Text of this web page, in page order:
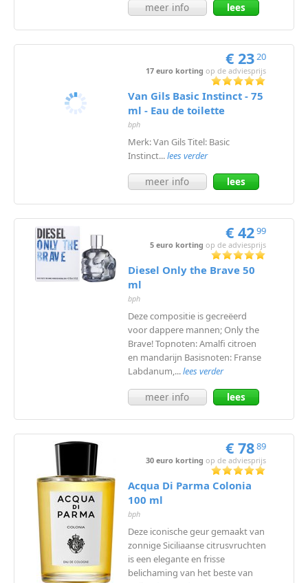
meer info
lees
€ 2320
17 euro korting op de adviesprijs
Van Gils Basic Instinct - 75
ml - Eau de toilette
bph
Merk: Van Gils Titel: Basic
Instinct...lees verder
meer info
lees
€ 4299
5 euro korting op de adviesprijs
Diesel Only the Brave 50
ml
bph
Deze compositie is gecreëerd
voor dappere mannen; Only the
Brave! Topnoten: Amalfi citroen
en mandarijn Basisnoten: Franse
Labdanum,...lees verder
meer info
lees
€ 7889
30 euro korting op de adviesprijs
Acqua Di Parma Colonia
100 ml
bph
Deze iconische geur gemaakt van
zonnige Siciliaanse citrusvruchten
is een elegante en frisse
belichaming van het beste van